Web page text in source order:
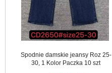
Spodnie damskie jeansy Roz 25-
30, 1 Kolor Paczka 10 szt